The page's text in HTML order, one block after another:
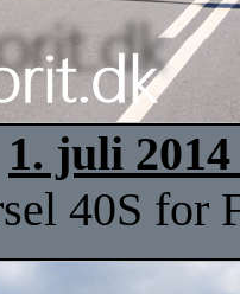
1. juli
40S for